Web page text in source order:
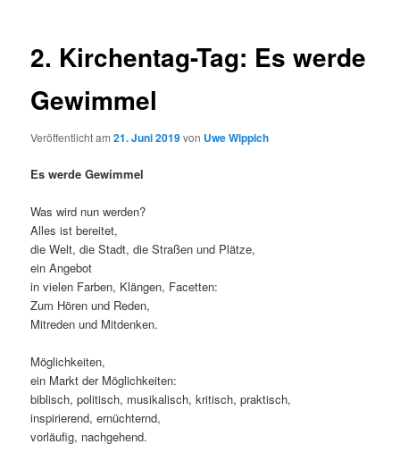
2. Kirchentag-Tag: Es werde
Gewimmel
Veröffentlicht am21. Juni 2019von Uwe Wippich
Es werde Gewimmel
Was wird nun werden?
Alles ist bereitet,
die Welt, die Stadt, die Straßen und Plätze,
ein Angebot
in vielen Farben, Klängen, Facetten:
Zum Hören und Reden,
Mitreden und Mitdenken.
Möglichkeiten,
ein Markt der Möglichkeiten:
biblisch, politisch, musikalisch, kritisch, praktisch,
inspirierend, ernüchternd,
vorläufig, nachgehend.